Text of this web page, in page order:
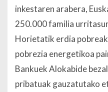
inkestaren arabera,
250.000 familia
Horietatik erdia
pobrezia energetikoa
Bankuek Alokabide
pribatuak gauzatutako